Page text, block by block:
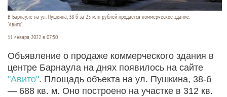
В Барнауле на ул. Пушкина, 38-б за 25 млн рублей продается коммерческое здание.
"Авито".
11 января 2022 в 07:50
Объявление о продаже коммерческого здания в
центре Барнаула на днях появилось на сайте
"Авито". Площадь объекта на ул. Пушкина, 38-б
— 688 кв. м. Оно построено на участке в 312 кв.